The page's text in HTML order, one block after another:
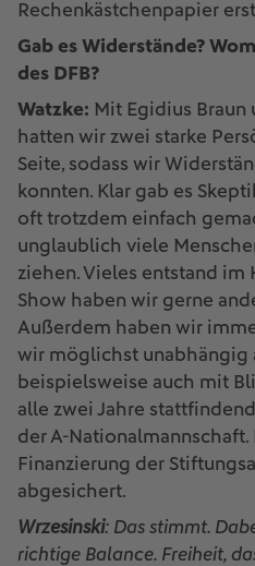
Rechenkästchenpapier
Gab es Widerstände?
des DFB?
Watzke: Mit Egidius Braun
hatten wir zwei starke
Seite, sodass wir
konnten. Klar gab es
oft trotzdem einfach
unglaublich viele
ziehen. Vieles entstand
Show haben wir gerne
Außerdem haben wir
wir möglichst unabhängig
beispielsweise auch mit
alle zwei Jahre
der A-Nationalmannschaft.
Finanzierung der
abgesichert.
Wrzesinski: Das stimmt.
richtige Balance. Freiheit,